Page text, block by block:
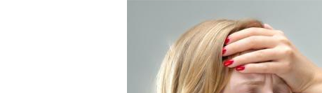
Стретчинг при
остеохондрозе